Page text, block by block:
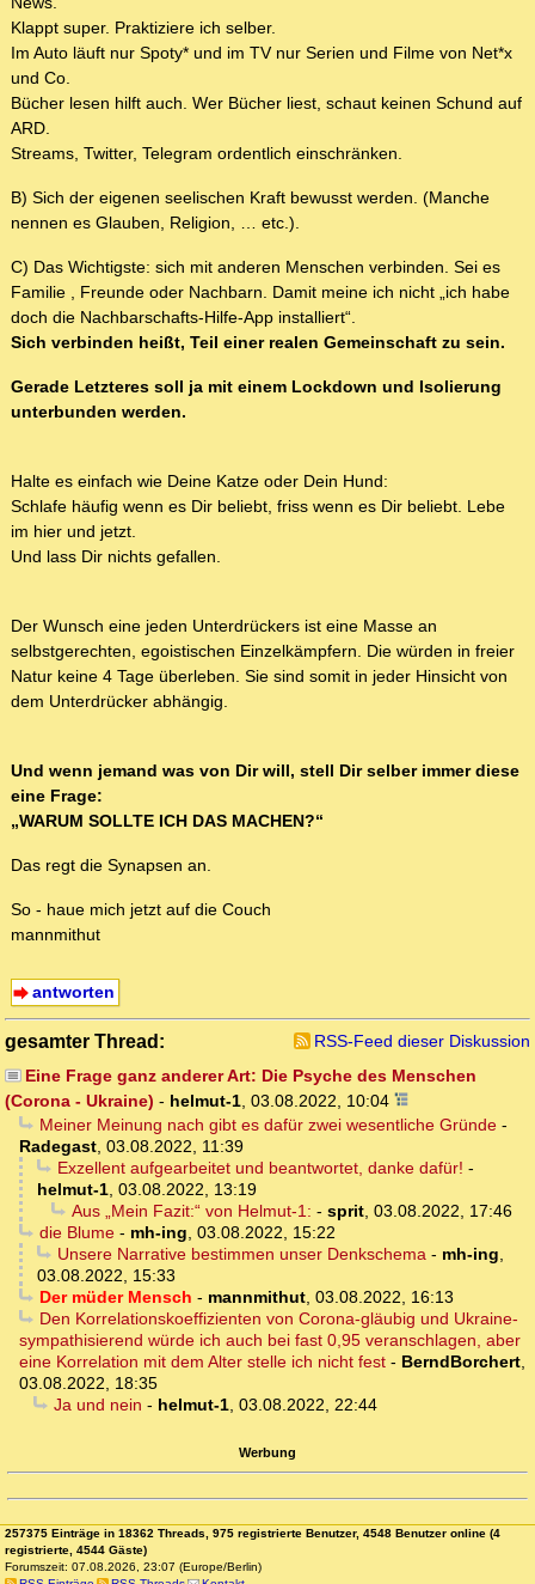
Klappt super. Praktiziere ich selber.
Im Auto läuft nur Spoty* und im TV nur Serien und Filme von Net*x
und Co.
Bücher lesen hilft auch. Wer Bücher liest, schaut keinen Schund auf
ARD.
Streams, Twitter, Telegram ordentlich einschränken.
B) Sich der eigenen seelischen Kraft bewusst werden. (Manche
nennen es Glauben, Religion, … etc.).
C) Das Wichtigste: sich mit anderen Menschen verbinden. Sei es
Familie , Freunde oder Nachbarn. Damit meine ich nicht „ich habe
doch die Nachbarschafts-Hilfe-App installiert“.
Sich verbinden heißt, Teil einer realen Gemeinschaft zu sein.
Gerade Letzteres soll ja mit einem Lockdown und Isolierung
unterbunden werden.
Halte es einfach wie Deine Katze oder Dein Hund:
Schlafe häufig wenn es Dir beliebt, friss wenn es Dir beliebt. Lebe
im hier und jetzt.
Und lass Dir nichts gefallen.
Der Wunsch eine jeden Unterdrückers ist eine Masse an
selbstgerechten, egoistischen Einzelkämpfern. Die würden in freier
Natur keine 4 Tage überleben. Sie sind somit in jeder Hinsicht von
dem Unterdrücker abhängig.
Und wenn jemand was von Dir will, stell Dir selber immer diese
eine Frage:
„WARUM SOLLTE ICH DAS MACHEN?“
Das regt die Synapsen an.
So - haue mich jetzt auf die Couch
mannmithut
antworten
gesamter Thread:
RSS-Feed dieser Diskussion
Eine Frage ganz anderer Art: Die Psyche des Menschen
(Corona - Ukraine) - helmut-1, 03.08.2022, 10:04
Meiner Meinung nach gibt es dafür zwei wesentliche Gründe-
Radegast, 03.08.2022, 11:39
Exzellent aufgearbeitet und beantwortet, danke dafür! -
helmut-1, 03.08.2022, 13:19
Aus „Mein Fazit:“ von Helmut-1: - sprit, 03.08.2022, 17:46
die Blume- mh-ing, 03.08.2022, 15:22
Unsere Narrative bestimmen unser Denkschema- mh-ing,
03.08.2022, 15:33
Der müder Mensch - mannmithut, 03.08.2022, 16:13
Den Korrelationskoeffizienten von Corona-gläubig und Ukraine-
sympathisierend würde ich auch bei fast 0,95 veranschlagen, aber
eine Korrelation mit dem Alter stelle ich nicht fest - BerndBorchert,
03.08.2022, 18:35
Ja und nein - helmut-1, 03.08.2022, 22:44
Werbung
257375 Einträge in 18362 Threads, 975 registrierte Benutzer, 4548 Benutzer online (4
registrierte, 4544 Gäste)
Forumszeit: 07.08.2026, 23:07 (Europe/Berlin)